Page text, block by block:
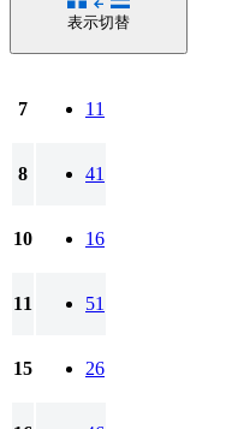
表示切替
7 11
8 41
10 16
11 51
15 26